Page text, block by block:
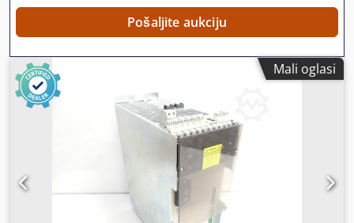
Pošaljite aukciju
Mali oglasi